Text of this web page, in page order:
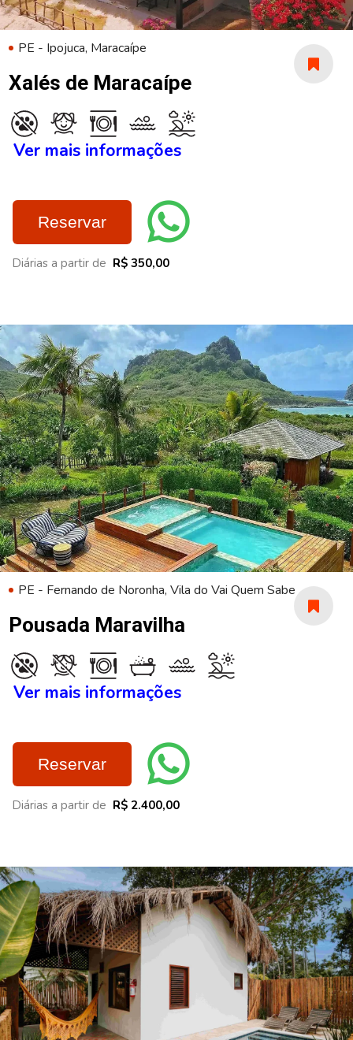
PE - Ipojuca, Maracaípe
Xalés de Maracaípe
Ver mais informações
Reservar
Diárias a partir de R$ 350,00
PE - Fernando de Noronha, Vila do Vai Quem Sabe
Pousada Maravilha
Ver mais informações
Reservar
Diárias a partir de R$ 2.400,00